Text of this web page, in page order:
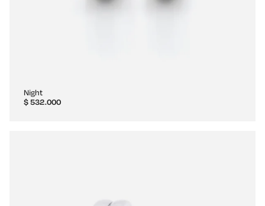
Night
$532.000